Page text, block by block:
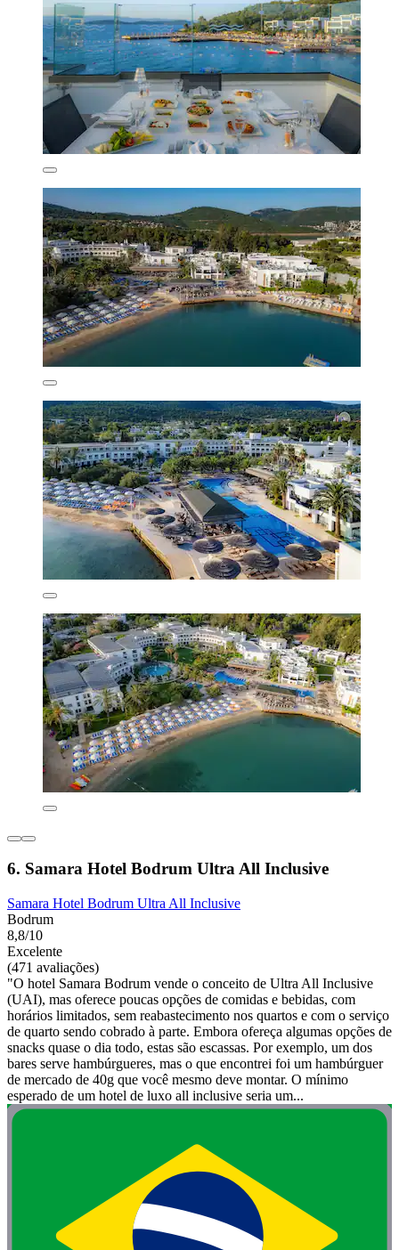
6. Samara Hotel Bodrum Ultra All Inclusive
Samara Hotel Bodrum Ultra All Inclusive
Bodrum
8,8/10
Excelente
(471 avaliações)
"O hotel Samara Bodrum vende o conceito de Ultra All Inclusive
(UAI), mas oferece poucas opções de comidas e bebidas, com
horários limitados, sem reabastecimento nos quartos e com o serviço
de quarto sendo cobrado à parte. Embora ofereça algumas opções de
snacks quase o dia todo, estas são escassas. Por exemplo, um dos
bares serve hambúrgueres, mas o que encontrei foi um hambúrguer
de mercado de 40g que você mesmo deve montar. O mínimo
esperado de um hotel de luxo all inclusive seria um...